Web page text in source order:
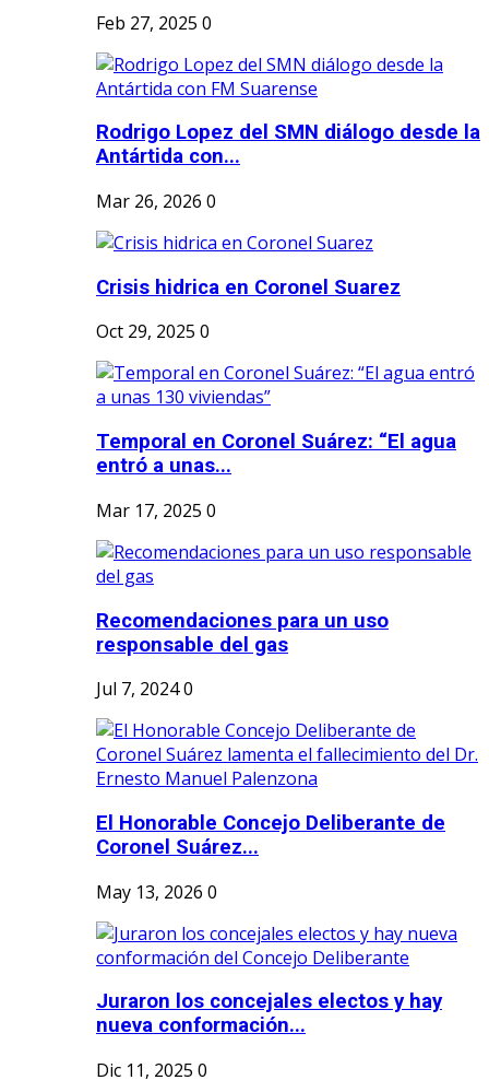
Feb 27, 2025 0
Rodrigo Lopez del SMN diálogo desde la
Antártida con...
Mar 26, 2026 0
Crisis hidrica en Coronel Suarez
Oct 29, 2025 0
Temporal en Coronel Suárez: “El agua
entró a unas...
Mar 17, 2025 0
Recomendaciones para un uso
responsable del gas
Jul 7, 20240
El Honorable Concejo Deliberante de
Coronel Suárez...
May 13, 2026 0
Juraron los concejales electos y hay
nueva conformación...
Dic 11, 2025 0